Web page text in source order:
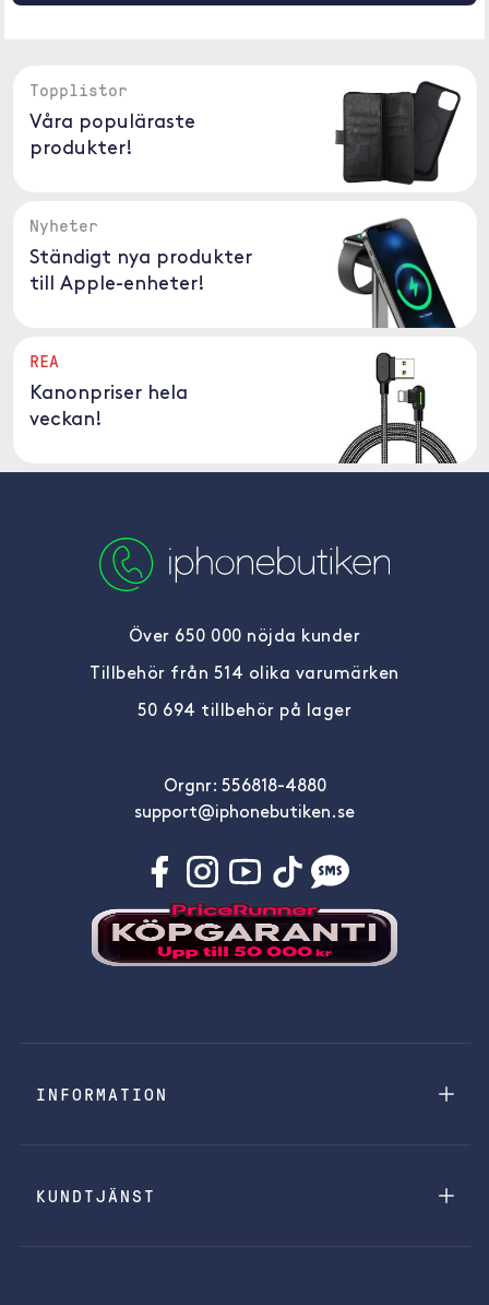
Topplistor
Våra populäraste
produkter!
Nyheter
Ständigt nya produkter
till Apple-enheter!
REA
Kanonpriser hela
veckan!
Över 650 000 nöjda kunder
Tillbehör från 514 olika varumärken
50 694 tillbehör på lager
Orgnr: 556818-4880
support@iphonebutiken.se
INFORMATION
KUNDTJÄNST